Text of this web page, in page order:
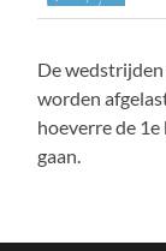
De
worden
hoeverre de
gaan.